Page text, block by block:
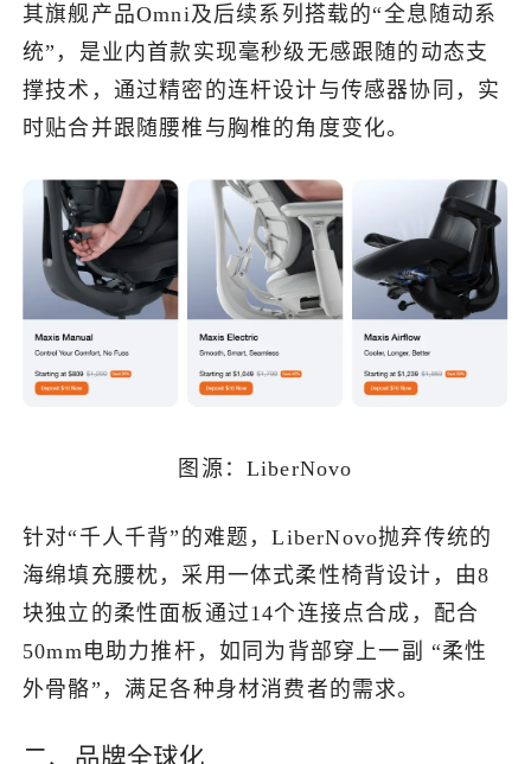
其旗舰产品Omni及后续系列搭载的“全息随动系
统”，是业内首款实现毫秒级无感跟随的动态支
撑技术，通过精密的连杆设计与传感器协同，实
时贴合并跟随腰椎与胸椎的角度变化。
图源：LiberNovo
针对“千人千背”的难题，LiberNovo抛弃传统的
海绵填充腰枕，采用一体式柔性椅背设计，由8
块独立的柔性面板通过14个连接点合成，配合
50mm电助力推杆，如同为背部穿上一副 “柔性
外骨骼”，满足各种身材消费者的需求。